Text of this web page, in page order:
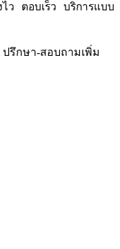
ว ตอบเร็ว บริการแบบ
ปรึกษา-สอบถามเพิ่ม